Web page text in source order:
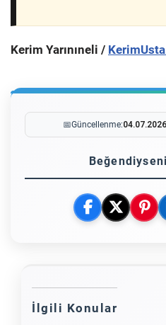
Kerim Yarınıneli /
📅Güncellenme:04.07.2026
İlgili Konular